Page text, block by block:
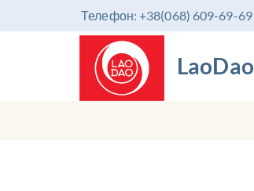
Телефон: +38(068) 609-69-69
LaoDao